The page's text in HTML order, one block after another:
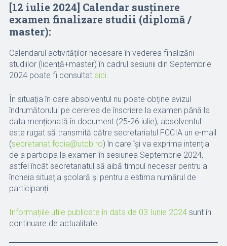
[12 iulie 2024] Calendar susținere
examen finalizare studii (diplomă /
master):
Calendarul activităților necesare în vederea finalizării
studiilor (licență+master) în cadrul sesiunii din Septembrie
2024 poate fi consultat aici.
În situația în care absolventul nu poate obține avizul
îndrumătorului pe cererea de înscriere la examen până la
data menționată în document (25-26 iulie), absolventul
este rugat să transmită către secretariatul FCCIA un e-mail
(secretariat.fccia@utcb.ro) în care își va exprima intenția
de a participa la examen în sesiunea Septembrie 2024,
astfel încât secretariatul să aibă timpul necesar pentru a
încheia situația școlară și pentru a estima numărul de
participanți.
Informațiile utile publicate în data de 03 Iunie 2024sunt în
continuare de actualitate.